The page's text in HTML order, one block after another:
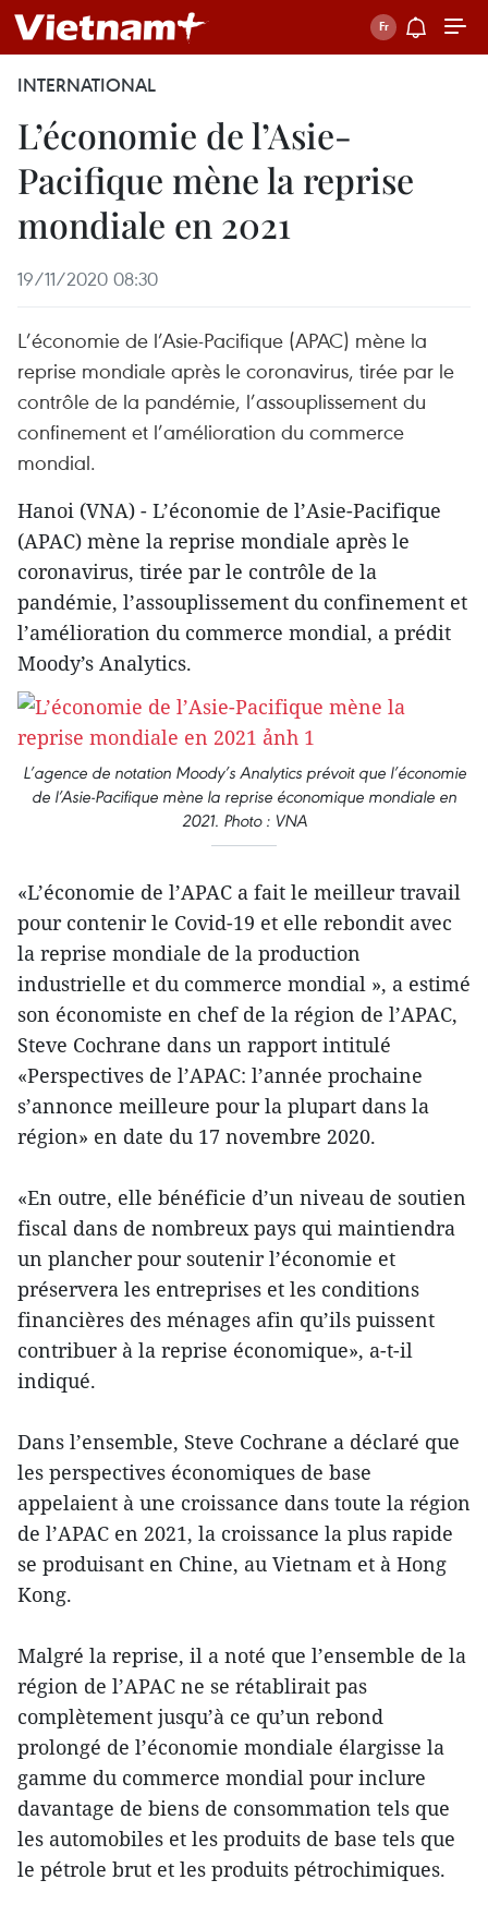
INTERNATIONAL
L’économie de l’Asie-
Pacifique mène la reprise
mondiale en 2021
19/11/2020 08:30
L’économie de l’Asie-Pacifique (APAC) mène la
reprise mondiale après le coronavirus, tirée par le
contrôle de la pandémie, l’assouplissement du
confinement et l’amélioration du commerce
mondial.
Hanoi (VNA) - L’économie de l’Asie-Pacifique
(APAC) mène la reprise mondiale après le
coronavirus, tirée par le contrôle de la
pandémie, l’assouplissement du confinement et
l’amélioration du commerce mondial, a prédit
Moody’s Analytics.
L’agence de notation Moody’s Analytics prévoit que l’économie
de l’Asie-Pacifique mène la reprise économique mondiale en
2021. Photo : VNA
«L’économie de l’APAC a fait le meilleur travail
pour contenir le Covid-19 et elle rebondit avec
la reprise mondiale de la production
industrielle et du commerce mondial », a estimé
son économiste en chef de la région de l’APAC,
Steve Cochrane dans un rapport intitulé
«Perspectives de l’APAC: l’année prochaine
s’annonce meilleure pour la plupart dans la
région» en date du 17 novembre 2020.
«En outre, elle bénéficie d’un niveau de soutien
fiscal dans de nombreux pays qui maintiendra
un plancher pour soutenir l’économie et
préservera les entreprises et les conditions
financières des ménages afin qu’ils puissent
contribuer à la reprise économique», a-t-il
indiqué.
Dans l’ensemble, Steve Cochrane a déclaré que
les perspectives économiques de base
appelaient à une croissance dans toute la région
de l’APAC en 2021, la croissance la plus rapide
se produisant en Chine, au Vietnam et à Hong
Kong.
Malgré la reprise, il a noté que l’ensemble de la
région de l’APAC ne se rétablirait pas
complètement jusqu’à ce qu’un rebond
prolongé de l’économie mondiale élargisse la
gamme du commerce mondial pour inclure
davantage de biens de consommation tels que
les automobiles et les produits de base tels que
le pétrole brut et les produits pétrochimiques.